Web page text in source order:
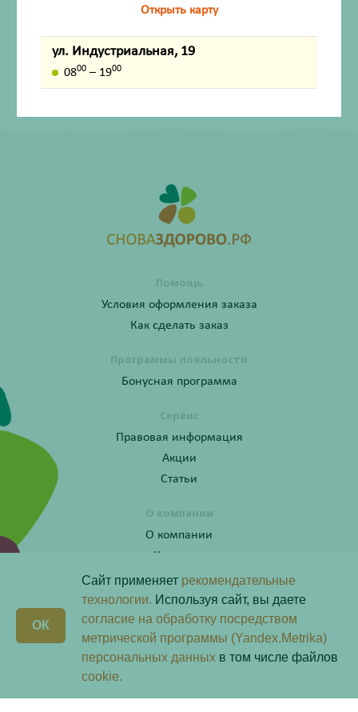
лекарственных средств обязательно проконсультируйтесь
со специалистом и ознакомьтесь с официальной
инструкцией на сайте ГРЛС (grls.rosminzdrav.ru).
Помощь
Условия оформления заказа
Как сделать заказ
Программы лояльности
Бонусная программа
Сервис
Правовая информация
Акции
Статьи
О компании
О компании
Контакты
Получите консультацию по телефону:
8 (800) 201-40-60 доб. 4
Сайт применяет рекомендательные
технологии. Используя сайт, вы даете
согласие на обработку посредством
метрической программы (Yandex.Metrika)
персональных данных в том числе файлов
cookie.
ОК
Скачай наше
приложение
Открыть карту
ул. Индустриальная, 19
0800 – 1900